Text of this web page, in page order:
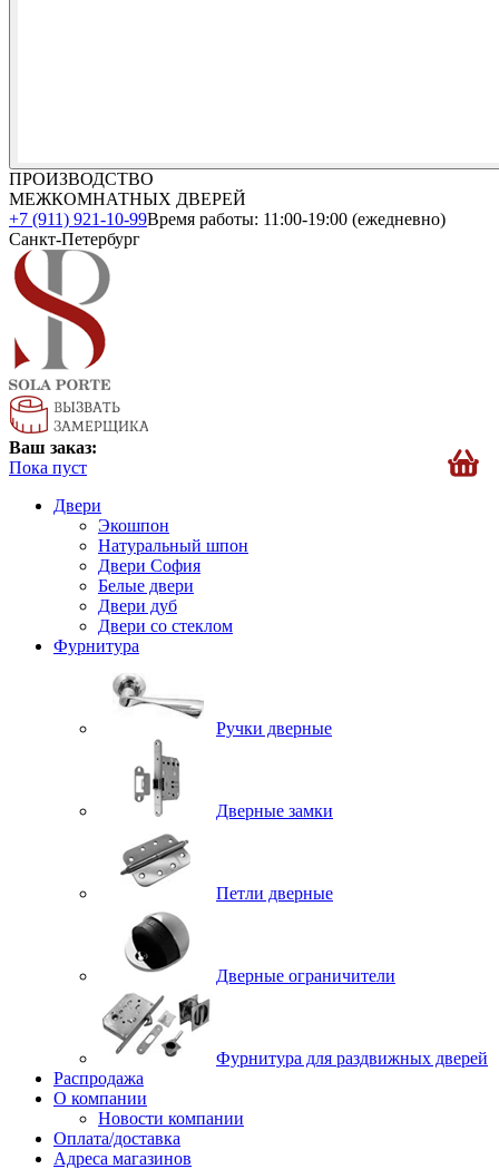
ПРОИЗВОДСТВО
МЕЖКОМНАТНЫХ ДВЕРЕЙ
+7 (911) 921-10-99Время работы: 11:00-19:00 (ежедневно)
Санкт-Петербург
Ваш заказ:
Пока пуст
Двери
Экошпон
Натуральный шпон
Двери София
Белые двери
Двери дуб
Двери со стеклом
Фурнитура
Ручки дверные
Дверные замки
Петли дверные
Дверные ограничители
Фурнитура для раздвижных дверей
Распродажа
О компании
Новости компании
Оплата/доставка
Адреса магазинов